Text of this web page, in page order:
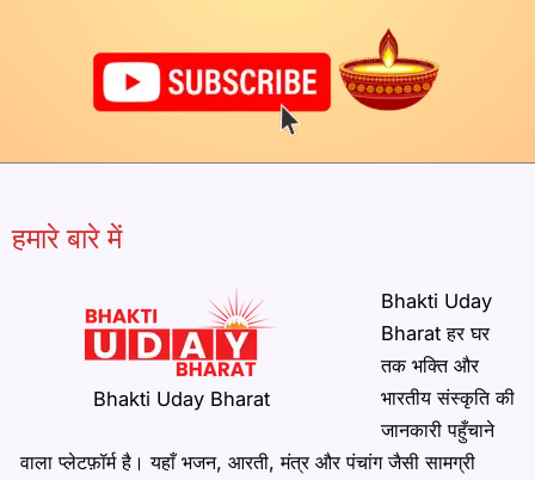
हमारे बारे में
Bhakti Uday Bharat
Bhakti Uday
Bharat हर घर
तक भक्ति और
भारतीय संस्कृति की
जानकारी पहुँचाने
वाला प्लेटफ़ॉर्म है। यहाँ भजन, आरती, मंत्र और पंचांग जैसी सामग्री